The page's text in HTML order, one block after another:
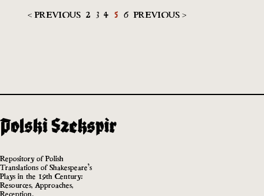
< PREVIOUS 2 3 4 5 6 PREVIOUS >
Repository of Polish
Translations of Shakespeare’s
Plays in the 19th Century:
Resources, Approaches,
Reception.